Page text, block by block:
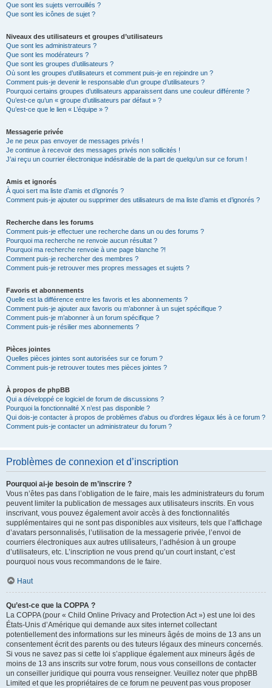
Que sont les sujets verrouillés ?
Que sont les icônes de sujet ?
Niveaux des utilisateurs et groupes d’utilisateurs
Que sont les administrateurs ?
Que sont les modérateurs ?
Que sont les groupes d’utilisateurs ?
Où sont les groupes d’utilisateurs et comment puis-je en rejoindre un ?
Comment puis-je devenir le responsable d’un groupe d’utilisateurs ?
Pourquoi certains groupes d’utilisateurs apparaissent dans une couleur différente ?
Qu’est-ce qu’un « groupe d’utilisateurs par défaut » ?
Qu’est-ce que le lien « L’équipe » ?
Messagerie privée
Je ne peux pas envoyer de messages privés !
Je continue à recevoir des messages privés non sollicités !
J’ai reçu un courrier électronique indésirable de la part de quelqu’un sur ce forum !
Amis et ignorés
À quoi sert ma liste d’amis et d’ignorés ?
Comment puis-je ajouter ou supprimer des utilisateurs de ma liste d’amis et d’ignorés ?
Recherche dans les forums
Comment puis-je effectuer une recherche dans un ou des forums ?
Pourquoi ma recherche ne renvoie aucun résultat ?
Pourquoi ma recherche renvoie à une page blanche ?!
Comment puis-je rechercher des membres ?
Comment puis-je retrouver mes propres messages et sujets ?
Favoris et abonnements
Quelle est la différence entre les favoris et les abonnements ?
Comment puis-je ajouter aux favoris ou m’abonner à un sujet spécifique ?
Comment puis-je m’abonner à un forum spécifique ?
Comment puis-je résilier mes abonnements ?
Pièces jointes
Quelles pièces jointes sont autorisées sur ce forum ?
Comment puis-je retrouver toutes mes pièces jointes ?
À propos de phpBB
Qui a développé ce logiciel de forum de discussions ?
Pourquoi la fonctionnalité X n’est pas disponible ?
Qui dois-je contacter à propos de problèmes d’abus ou d’ordres légaux liés à ce forum ?
Comment puis-je contacter un administrateur du forum ?
Problèmes de connexion et d’inscription
Pourquoi ai-je besoin de m’inscrire ?
Vous n’êtes pas dans l’obligation de le faire, mais les administrateurs du forum
peuvent limiter la publication de messages aux utilisateurs inscrits. En vous
inscrivant, vous pouvez également avoir accès à des fonctionnalités
supplémentaires qui ne sont pas disponibles aux visiteurs, tels que l’affichage
d’avatars personnalisés, l’utilisation de la messagerie privée, l’envoi de
courriers électroniques aux autres utilisateurs, l’adhésion à un groupe
d’utilisateurs, etc. L’inscription ne vous prend qu’un court instant, c’est
pourquoi nous vous recommandons de le faire.
Haut
Qu’est-ce que la COPPA ?
La COPPA (pour « Child Online Privacy and Protection Act ») est une loi des
États-Unis d’Amérique qui demande aux sites internet collectant
potentiellement des informations sur les mineurs âgés de moins de 13 ans un
consentement écrit des parents ou des tuteurs légaux des mineurs concernés.
Si vous ne savez pas si cette loi s’applique également aux mineurs âgés de
moins de 13 ans inscrits sur votre forum, nous vous conseillons de contacter
un conseiller juridique qui pourra vous renseigner. Veuillez noter que phpBB
Limited et que les propriétaires de ce forum ne peuvent pas vous proposer